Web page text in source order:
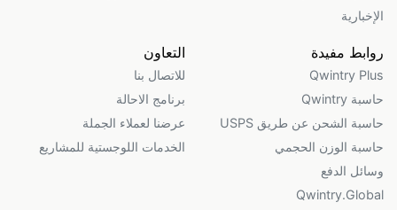
الإخبارية
روابط مفيدة
Qwintry Plus
حاسبة Qwintry
حاسبة الشحن عن طريق USPS
حاسبة الوزن الحجمي
وسائل الدفع
Qwintry.Global
التعاون
للاتصال بنا
برنامج الاحالة
عرضنا لعملاء الجملة
الخدمات اللوجستية للمشاريع